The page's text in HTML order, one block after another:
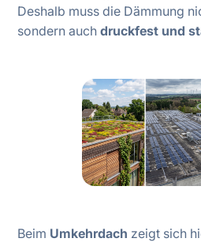
Deshalb muss die Dämmung
sondern auchdruckfest und
Beim Umkehrdach zeigt sich